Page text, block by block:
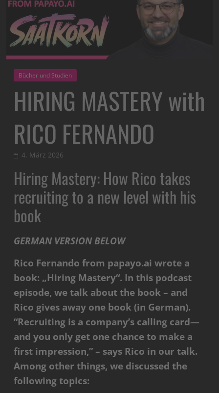
Bücher und Studien
HIRING MASTERY with
RICO FERNANDO
4. März 2026
Hiring Mastery: How Rico takes
recruiting to a new level with his
book
GERMAN VERSION BELOW
Rico Fernando from papayo.ai wrote a
book: „Hiring Mastery“. In this podcast
episode, we talk about the book – and
Rico gives away one book (in German).
“Recruiting is a company’s calling card—
and you only get one chance to make a
first impression,” – says Rico in our talk.
Among other things, we discussed the
following topics: